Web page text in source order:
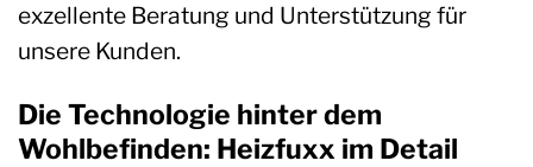
exzellente Beratung und Unterstützung für
unsere Kunden.
Die Technologie hinter dem
Wohlbefinden: Heizfuxx im Detail